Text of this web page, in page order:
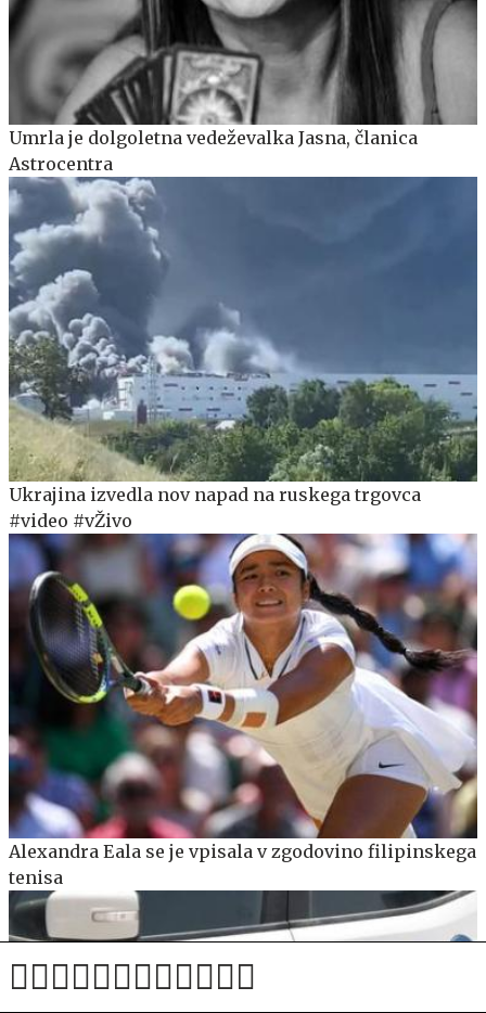
Umrla je dolgoletna vedeževalka Jasna, članica
Astrocentra
Ukrajina izvedla nov napad na ruskega trgovca
#video #vŽivo
Alexandra Eala se je vpisala v zgodovino filipinskega
tenisa